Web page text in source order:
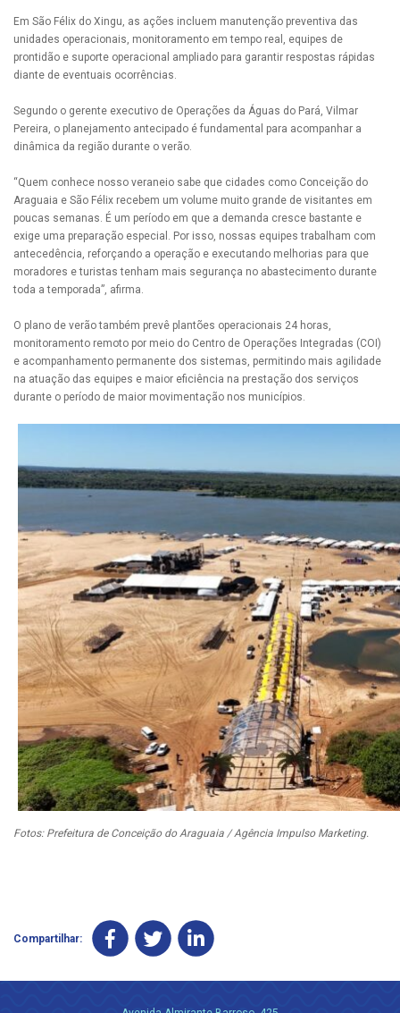
Em São Félix do Xingu, as ações incluem manutenção preventiva das
unidades operacionais, monitoramento em tempo real, equipes de
prontidão e suporte operacional ampliado para garantir respostas rápidas
diante de eventuais ocorrências.
Segundo o gerente executivo de Operações da Águas do Pará, Vilmar
Pereira, o planejamento antecipado é fundamental para acompanhar a
dinâmica da região durante o verão.
“Quem conhece nosso veraneio sabe que cidades como Conceição do
Araguaia e São Félix recebem um volume muito grande de visitantes em
poucas semanas. É um período em que a demanda cresce bastante e
exige uma preparação especial. Por isso, nossas equipes trabalham com
antecedência, reforçando a operação e executando melhorias para que
moradores e turistas tenham mais segurança no abastecimento durante
toda a temporada”, afirma.
O plano de verão também prevê plantões operacionais 24 horas,
monitoramento remoto por meio do Centro de Operações Integradas (COI)
e acompanhamento permanente dos sistemas, permitindo mais agilidade
na atuação das equipes e maior eficiência na prestação dos serviços
durante o período de maior movimentação nos municípios.
Fotos: Prefeitura de Conceição do Araguaia / Agência Impulso Marketing.
Compartilhar: